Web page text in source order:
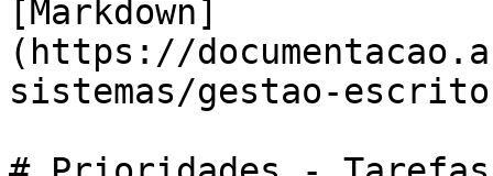
[Markdown]
(https://
sistemas/gestao-